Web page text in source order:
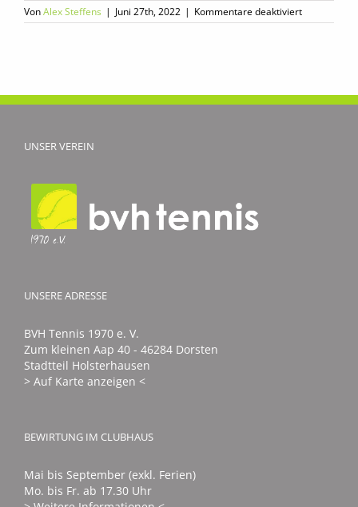
VonAlex Steffens | Juni 27th, 2022 | Kommentare deaktiviertfür
Dagmar
siegen
beim
UNSER VEREIN
UNSERE ADRESSE
BVH Tennis 1970 e. V.
Zum kleinen Aap 40 - 46284 Dorsten
Stadtteil Holsterhausen
> Auf Karte anzeigen <
BEWIRTUNG IM CLUBHAUS
Mai bis September (exkl. Ferien)
Mo. bis Fr. ab 17.30 Uhr